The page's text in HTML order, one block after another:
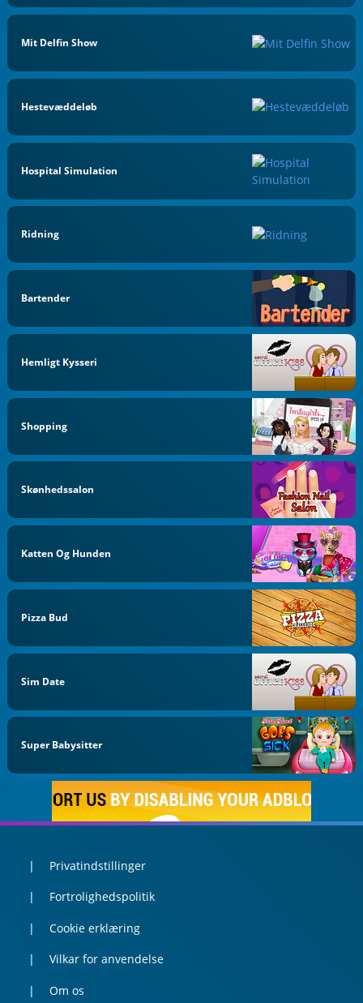
Mit Delfin Show
Hestevæddeløb
Hospital Simulation
Ridning
Bartender
Hemligt Kysseri
Shopping
Skønhedssalon
Katten Og Hunden
Pizza Bud
Sim Date
Super Babysitter
Privatindstillinger
Fortrolighedspolitik
Cookie erklæring
Vilkar for anvendelse
Om os